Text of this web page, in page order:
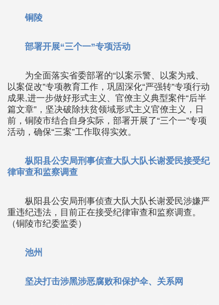
铜陵
部署开展“三个一”专项活动
为全面落实省委部署的“以案示警、以案为戒、
以案促改”专项教育工作，巩固深化“严强转”专项行动
成果,进一步做好形式主义、官僚主义典型案件“后半
篇文章”，坚决破除扶贫领域形式主义官僚主义，日
前，铜陵市结合自身实际，部署开展了“三个一”专项
活动，确保“三案”工作取得实效。
枞阳县公安局刑事侦查大队大队长谢爱民接受纪
律审查和监察调查
枞阳县公安局刑事侦查大队大队长谢爱民涉嫌严
重违纪违法，目前正在接受纪律审查和监察调查。
（铜陵市纪委监委）
池州
坚决打击涉黑涉恶腐败和保护伞、关系网